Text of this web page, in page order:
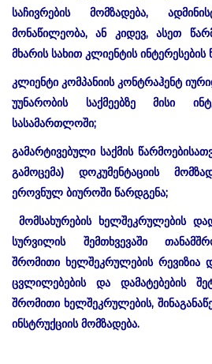
საჩივრების მომზადება,
მონაწილეობა, ან კიდევ, ასეთ
მხარის სახით კლიენტის ინტერესების
კლიენტი კომპანიის კონტრაჰენტ
უუნარობის საქმეებზე მისი
სასამართლოში;
გამარტივებული საქმის
გამოცემა) დოკუმენტაციის
ეროვნულ ბიუროში წარდგენა;
მომსახურების ხელშეკრულების
სურვილის შემთხვევაში
შრომითი ხელშეკრულების რევიზია
ცვლილებების და დამატებების
შრომითი ხელშეკრულების,
ინსტრუქციის მომზადება.